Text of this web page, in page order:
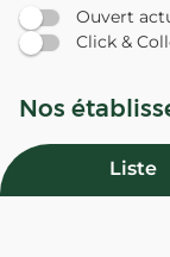
Ouvert
Click &
Nos
Liste